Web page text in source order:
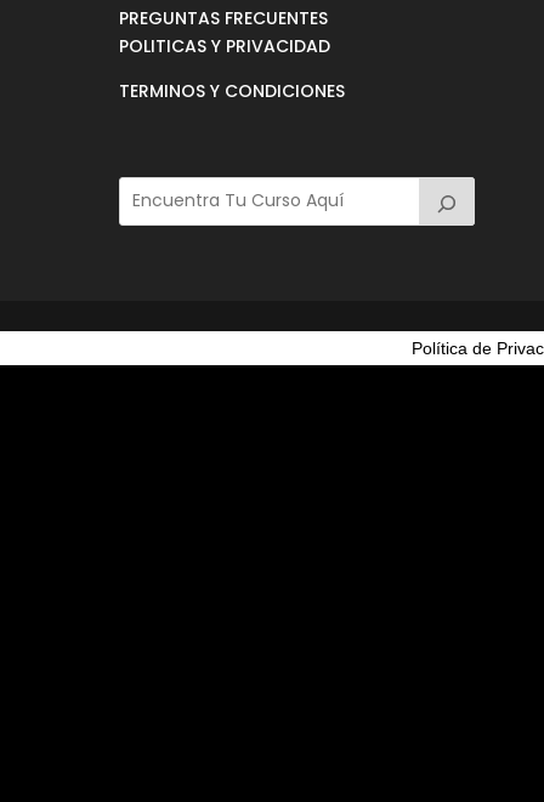
PREGUNTAS FRECUENTES
POLITICAS Y PRIVACIDAD
TERMINOS Y CONDICIONES
Política de